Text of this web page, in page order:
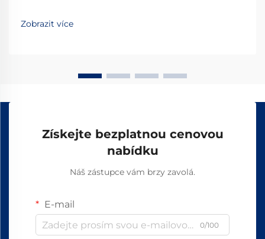
systémy revolucionalizovaly průmyslovou
automatizaci tím, že poskytují hladké a přesné řízení
Zobrazit více
Získejte bezplatnou cenovou
nabídku
Náš zástupce vám brzy zavolá.
E-mail
0/100